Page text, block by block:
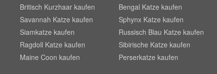
Britisch Kurzhaar kaufen
Savannah Katze kaufen
Siamkatze kaufen
Ragdoll Katze kaufen
Maine Coon kaufen
Bengal Katze kaufen
Sphynx Katze kaufen
Russisch Blau Katze kaufen
Sibirische Katze kaufen
Perserkatze kaufen